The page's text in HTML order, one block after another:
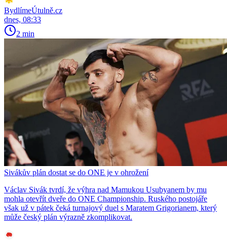
BydlímeÚtulně.cz
dnes, 08:33
2 min
Sivákův plán dostat se do ONE je v ohrožení
Václav Sivák tvrdí, že výhra nad Mamukou Usubyanem by mu
mohla otevřít dveře do ONE Championship. Ruského postojáře
však už v pátek čeká turnajový duel s Maratem Grigorianem, který
může český plán výrazně zkomplikovat.